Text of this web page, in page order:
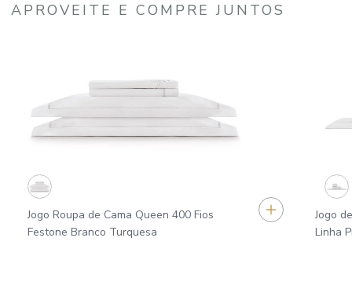
APROVEITE E COMPRE JUNTOS
Jogo Roupa de Cama Queen 400 Fios
Festone Branco Turquesa
Jogo
Linha